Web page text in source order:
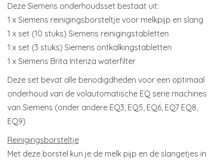
Deze Siemens onderhoudsset bestaat uit:
1 x Siemens reinigingsborsteltje voor melkpijp en slang
1 x set (10 stuks) Siemens reinigingstabletten
1 x set (3 stuks) Siemens ontkalkingstabletten
1 x Siemens Brita Intenza waterfilter
Deze set bevat alle benodigdheden voor een optimaal
onderhoud van de volautomatische EQ serie machines
van Siemens (onder andere EQ3, EQ5, EQ6, EQ7 EQ8,
EQ9)
Reinigingsborsteltje
Met deze borstel kun je de melk pijp en de slangetjes in